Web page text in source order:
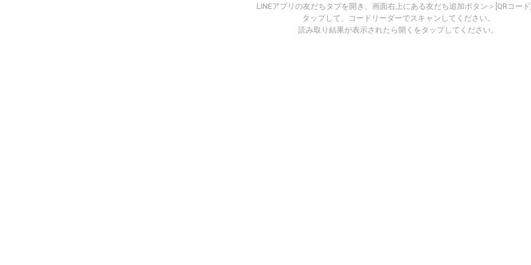
LINEアプリの友だちタブを開き、画面右上にある友だち追加ボタン＞[QRコー
タップして、コードリーダーでスキャンしてください。
読み取り結果が表示されたら開くをタップしてください。